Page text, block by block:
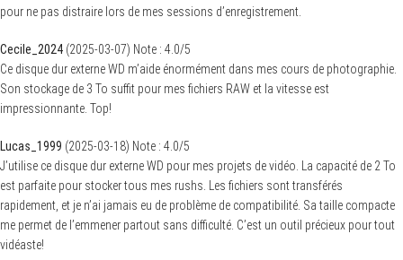
pour ne pas distraire lors de mes sessions d’enregistrement.
Cecile_2024 (2025-03-07) Note : 4.0/5
Ce disque dur externe WD m’aide énormément dans mes cours de photographie.
Son stockage de 3 To suffit pour mes fichiers RAW et la vitesse est
impressionnante. Top!
Lucas_1999 (2025-03-18) Note : 4.0/5
J’utilise ce disque dur externe WD pour mes projets de vidéo. La capacité de 2 To
est parfaite pour stocker tous mes rushs. Les fichiers sont transférés
rapidement, et je n’ai jamais eu de problème de compatibilité. Sa taille compacte
me permet de l’emmener partout sans difficulté. C’est un outil précieux pour tout
vidéaste!